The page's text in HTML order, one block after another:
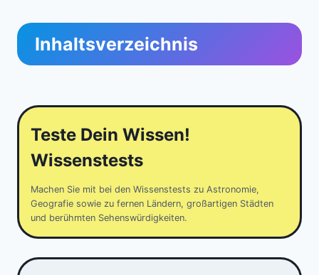
Inhaltsverzeichnis
Teste Dein Wissen!
Wissenstests
Machen Sie mit bei den Wissenstests zu Astronomie,
Geografie sowie zu fernen Ländern, großartigen Städten
und berühmten Sehenswürdigkeiten.